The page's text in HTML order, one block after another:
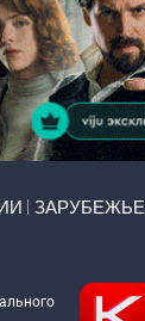
ЗАРУБЕЖЬЕ